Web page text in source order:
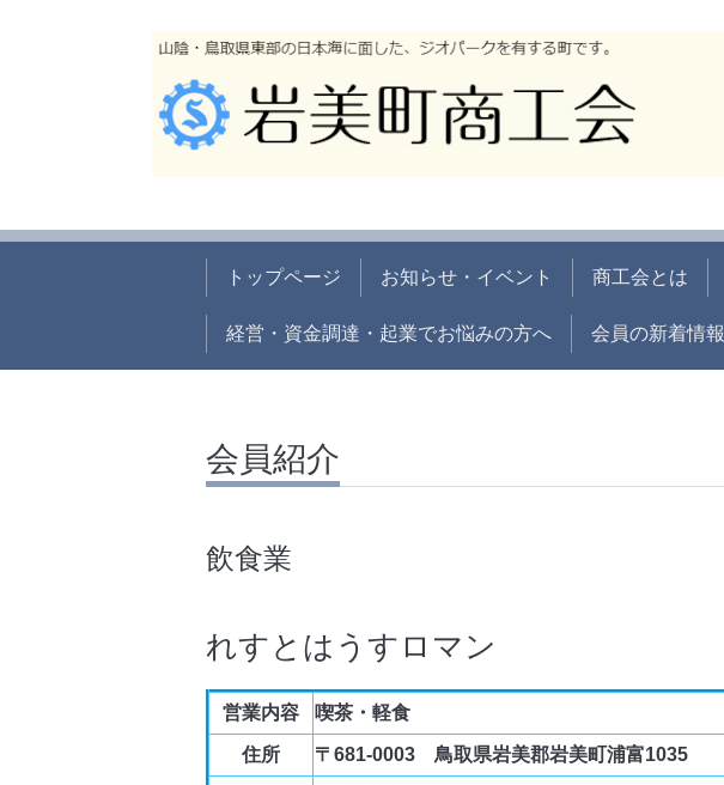
トップページ お知らせ・イベント 商工会とは
経営・資金調達・起業でお悩みの方へ 会員の新着情報
会員紹介
飲食業
れすとはうすロマン
営業内容 喫茶・軽食
住所 〒681-0003 鳥取県岩美郡岩美町浦富1035